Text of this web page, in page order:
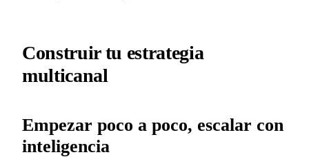
Construir tu estrategia
multicanal
Empezar poco a poco, escalar con
inteligencia